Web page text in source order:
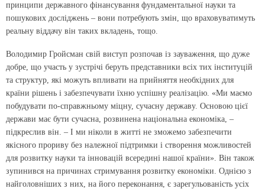
принципи державного фінансування фундаментальної науки та
пошукових досліджень – вони потребують змін, що враховуватимуть
реальну віддачу він таких вкладень, тощо.
Володимир Гройсман свій виступ розпочав із зауваження, що дуже
добре, що участь у зустрічі беруть представники всіх тих інституцій
та структур, які можуть впливати на прийняття необхідних для
країни рішень і забезпечувати їхню успішну реалізацію. «Ми маємо
побудувати по-справжньому міцну, сучасну державу. Основою цієї
держави має бути сучасна, розвинена національна економіка, –
підкреслив він. – І ми ніколи в житті не зможемо забезпечити
якісного прориву без належної підтримки і створення можливостей
для розвитку науки та інновацій всередині нашої країни». Він також
зупинився на причинах стримування розвитку економіки. Однією з
найголовніших з них, на його переконання, є зарегульованість усіх